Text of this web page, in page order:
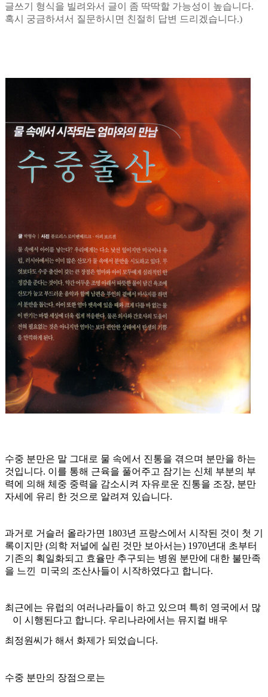
글쓰기 형식을 빌려와서 글이 좀 딱딱할 가능성이 높습니다.
혹시
궁금하셔서 질문하시면 친절히 답변 드리겠습니다.)
수중 분만은 말 그대로 물 속에서 진통을 겪으며 분만을 하는
것입니다. 이를 통해 근육을 풀어주고 잠기는 신체 부분의 부
력에 의해 체중 중력을 감소시켜 자유로운 진통을 조장, 분만
자세에 유리 한 것으로 알려져 있습니다.
과거로 거슬러 올라가면 1803년 프랑스에서 시작된 것이 첫 기
록이지만 (의학 저널에 실린 것만 보아서는) 1970년대 초부터
기존의 획일화되고 효율만 추구되는 병원 분만에 대한 불만족
을 느낀
미국의 조산사들이 시작하였다고 합니다.
최근에는 유럽의 여러나라들이 하고 있으며 특히 영국에서 많
이 시행된다고 합니다. 우리나라에서는 뮤지컬 배우
최정원씨가 해서 화제가 되었습니다.
수중 분만의 장점으로는